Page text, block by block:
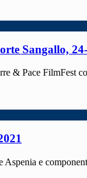
Sangallo,
& Pace FilmFest
Aspenia e